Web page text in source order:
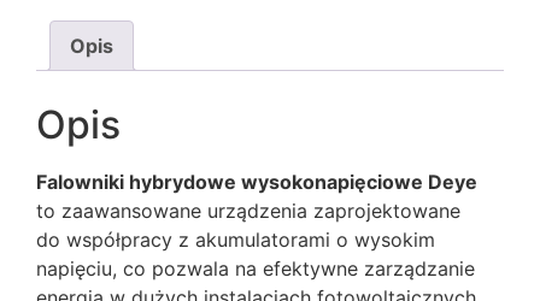
Opis
Opis
Falowniki hybrydowe wysokonapięciowe Deye
to zaawansowane urządzenia zaprojektowane
do współpracy z akumulatorami o wysokim
napięciu, co pozwala na efektywne zarządzanie